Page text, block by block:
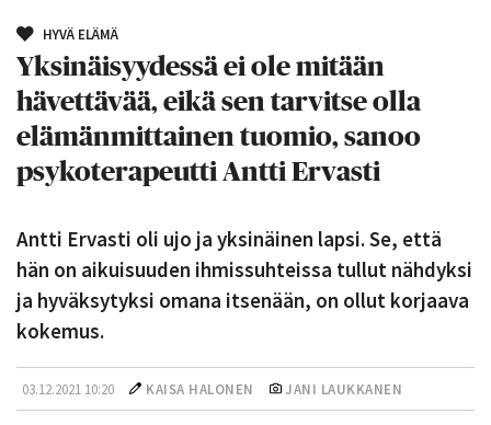
HYVÄ ELÄMÄ
Yksinäisyydessä ei ole mitään
hävettävää, eikä sen tarvitse olla
elämänmittainen tuomio, sanoo
psykoterapeutti Antti Ervasti
Antti Ervasti oli ujo ja yksinäinen lapsi. Se, että
hän on aikuisuuden ihmissuhteissa tullut nähdyksi
ja hyväksytyksi omana itsenään, on ollut korjaava
kokemus.
03.12.2021 10:20 KAISA HALONEN JANI LAUKKANEN